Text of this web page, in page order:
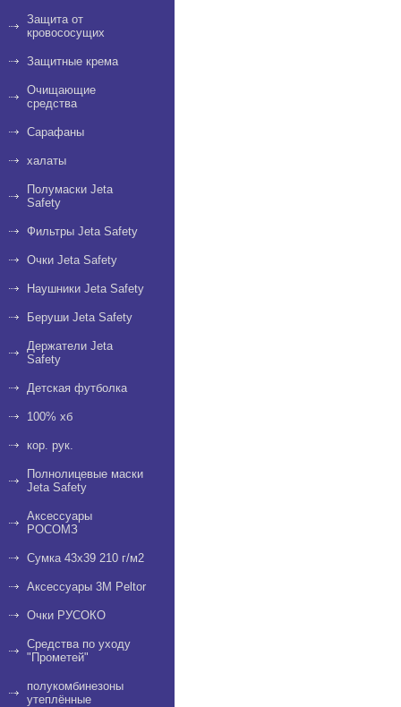
Защита от
кровососущих
Защитные крема
Очищающие
средства
Сарафаны
халаты
Полумаски Jeta
Safety
Фильтры Jeta Safety
Очки Jeta Safety
Наушники Jeta Safety
Беруши Jeta Safety
Держатели Jeta
Safety
Детская футболка
100% хб
кор. рук.
Полнолицевые маски
Jeta Safety
Аксессуары
РОСОМЗ
Сумка 43х39 210 г/м2
Аксессуары 3М Peltor
Очки РУСОКО
Средства по уходу
"Прометей"
полукомбинезоны
утеплённые